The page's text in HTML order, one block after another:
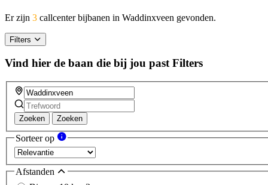
Er zijn 3 callcenter bijbanen in Waddinxveen gevonden.
Filters
Vind hier de baan die bij jou past Filters
Zoeken Zoeken
Sorteer op
Afstanden